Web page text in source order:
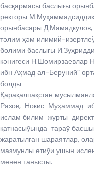
басқармасы баслығы
ректоры
орынбасары
тәлим ҳәм илимий-
бөлими баслығы
кәнигеси Н.Шомирзаевлар
ибн Аҳмад ал-Беруний”
болды
Қарақалпақстан
Разов, Нокис Муҳаммад
ислам билим журты
қатнасыўында тараў
жаратылган шараятлар,
мазмунлы өтиўи ушын
менен танысты.